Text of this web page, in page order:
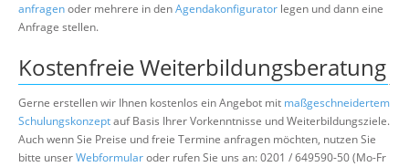
anfragenoder mehrere in denAgendakonfigurator legen und dann eine
Anfrage stellen.
Kostenfreie Weiterbildungsberatung
Gerne erstellen wir Ihnen kostenlos ein Angebot mit maßgeschneidertem
Schulungskonzeptauf Basis Ihrer Vorkenntnisse und Weiterbildungsziele.
Auch wenn Sie Preise und freie Termine anfragen möchten, nutzen Sie
bitte unserWebformularoder rufen Sie uns an: 0201 / 649590-50 (Mo-Fr